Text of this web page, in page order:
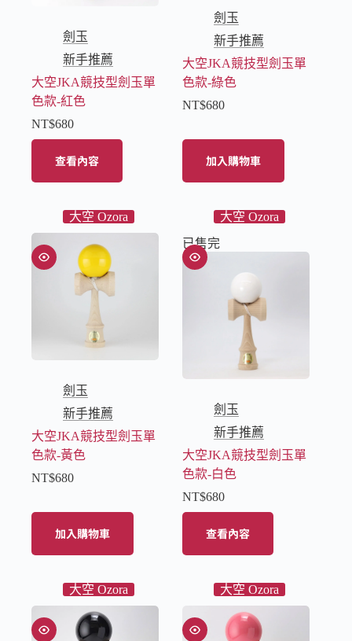
劍玉
新手推薦
大空JKA競技型劍玉單
色款-紅色
NT$680
查看內容
劍玉
新手推薦
大空JKA競技型劍玉單
色款-綠色
NT$680
加入購物車
大空 Ozora
劍玉
新手推薦
大空JKA競技型劍玉單
色款-黃色
NT$680
加入購物車
大空 Ozora
已售完
劍玉
新手推薦
大空JKA競技型劍玉單
色款-白色
NT$680
查看內容
大空 Ozora 大空 Ozora